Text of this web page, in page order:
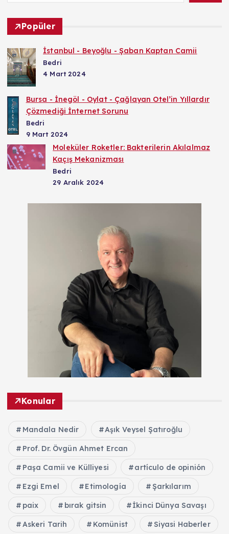
Popüler
İstanbul - Beyoğlu - Şaban Kaptan Camii
Bedri
4 Mart 2024
Bursa - İnegöl - Oylat - Çağlayan Otel’in Yıllardır
Çözmediği İnternet Sorunu
Bedri
9 Mart 2024
Moleküler Roketler: Bakterilerin Akılalmaz
Kaçış Mekanizması
Bedri
29 Aralık 2024
Konular
Mandala Nedir Aşık Veysel Şatıroğlu
Prof. Dr. Övgün Ahmet Ercan
Paşa Camii ve Külliyesi artículo de opinión
Ezgi Emel Etimología Şarkılarım
paix bırak gitsin İkinci Dünya Savaşı
Askeri Tarih Komünist Siyasi Haberler